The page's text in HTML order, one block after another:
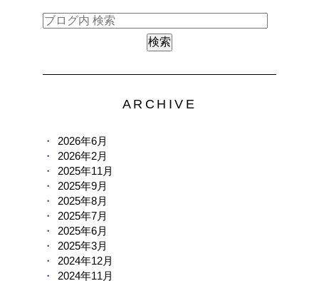
ARCHIVE
2026年6月
2026年2月
2025年11月
2025年9月
2025年8月
2025年7月
2025年6月
2025年3月
2024年12月
2024年11月